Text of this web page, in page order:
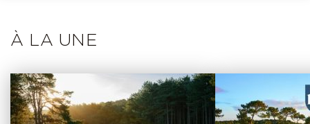
À LA UNE